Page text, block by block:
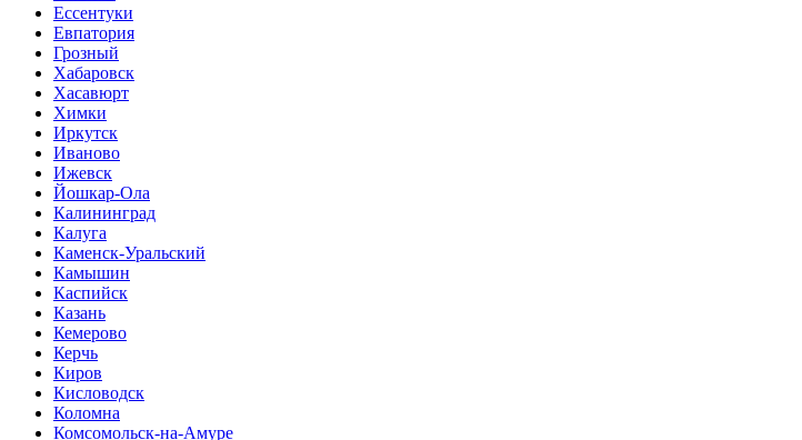
Ессентуки
Евпатория
Грозный
Хабаровск
Хасавюрт
Химки
Иркутск
Иваново
Ижевск
Йошкар-Ола
Калининград
Калуга
Каменск-Уральский
Камышин
Каспийск
Казань
Кемерово
Керчь
Киров
Кисловодск
Коломна
Комсомольск-на-Амуре